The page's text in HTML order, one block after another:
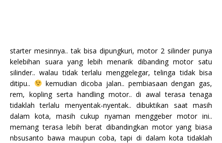
starter mesinnya.. tak bisa dipungkuri, motor 2 silinder punya
kelebihan suara yang lebih menarik dibanding motor satu
silinder.. walau tidak terlalu menggelegar, telinga tidak bisa
ditipu..
kemudian dicoba jalan.. pembiasaan dengan gas,
rem, kopling serta handling motor.. di awal terasa tenaga
tidaklah terlalu menyentak-nyentak.. dibuktikan saat masih
dalam kota, masih cukup nyaman menggeber motor ini..
memang terasa lebih berat dibandingkan motor yang biasa
nbsusanto bawa maupun coba, tapi di dalam kota tidaklah